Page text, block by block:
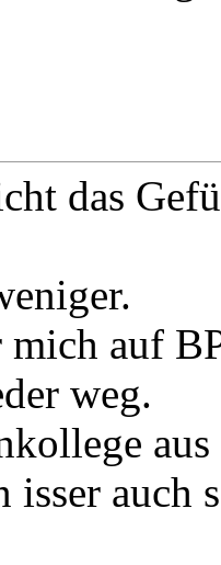
das
auf
weg.
isser auch